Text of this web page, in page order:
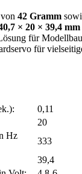
42 Gramm
× 20 × 39,4 mm
für
für
0,11
20
Hz
333
39,4